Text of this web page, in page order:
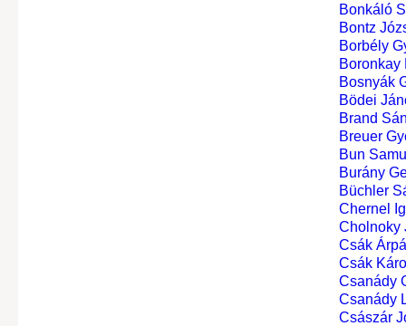
Bonkáló
Bontz
Borbély
Boronkay
Bosnyák
Bödei
Brand
Breuer
Bun
Burány
Büchler
Chernel
Cholnoky
Csák
Csák
Csanády
Csanády
Császár